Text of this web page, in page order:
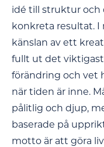
idé till struktur och
konkreta resultat.
känslan av ett
fullt ut det
förändring och vet
när tiden är inne.
pålitlig och djup,
baserade på
motto är att göra